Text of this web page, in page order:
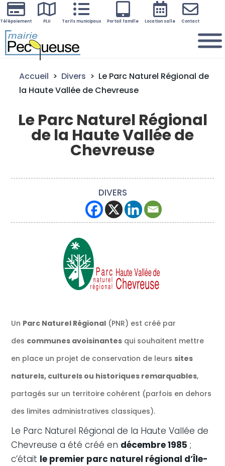

Télépaiement

PLU

Tarifs municipaux

Portail famille

Location salle

Contact
Accueil > Divers > Le Parc Naturel Régional de
la Haute Vallée de Chevreuse
Le Parc Naturel Régional
de la Haute Vallée de
Chevreuse
DIVERS
Un Parc Naturel Régional (PNR) est créé par
des communes avoisinantes qui souhaitent mettre
en place un projet de conservation de leurs sites
naturels, culturels ou historiques remarquables,
partagés sur un territoire cohérent (parfois en dehors
des limites administratives classiques).
Le Parc Naturel Régional de la Haute Vallée de
Chevreuse a été créé en décembre 1985 ;
c’était le premier parc naturel régional d’Île-